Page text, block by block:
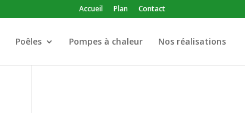
Accueil Plan Contact
Poêles Pompes à chaleur Nos réalisations